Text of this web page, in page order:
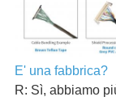
E' una fabbrica?
R: Sì, abbiamo